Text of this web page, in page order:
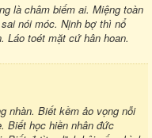
là châm biếm ai. Miệng toàn
nói móc. Nịnh bợ thì nổ
Láo toét mặt cứ hân hoan.
nhàn. Biết kềm ảo vọng nỗi
Biết học hiền nhân đức